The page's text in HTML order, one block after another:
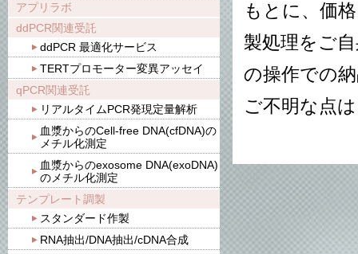
アプリラボ
ddPCR関連受託
ddPCR 最適化サービス
TERTプロモーター変異アッセイ
qPCR関連受託
リアルタイムPCR発現定量解析
血漿からのCell-free DNA(cfDNA)の
メチル化測定
血漿からのexosome DNA(exoDNA)
のメチル化測定
テンプレート調製
スタンダード作製
RNA抽出/DNA抽出/cDNA合成
もとに、価
製処理をご
の操作での
ご不明な点